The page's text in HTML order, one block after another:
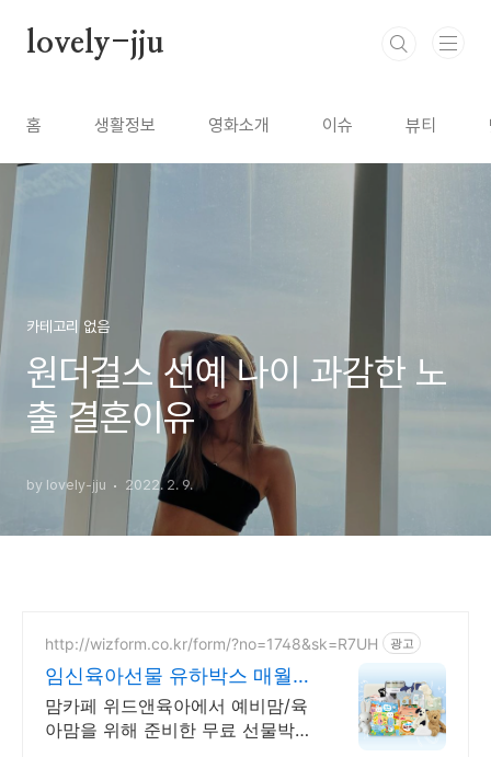
lovely-jju
홈 생활정보 영화소개 이슈 뷰티
카테고리 없음
원더걸스 선예 나이 과감한 노
출 결혼이유
by lovely-jju 2022. 2. 9.
http://wizform.co.kr/form/?no=1748&sk=R7UH 광고
임신육아선물 유하박스 매월
300명 추첨
맘카페 위드앤육아에서 예비맘/육
아맘을 위해 준비한 무료 선물박스